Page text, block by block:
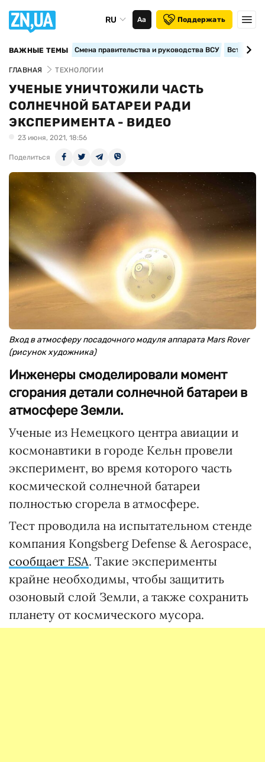
RU Аа Поддержать
ВАЖНЫЕ ТЕМЫ Смена правительства и руководства ВСУ
ГЛАВНАЯ ТЕХНОЛОГИИ
УЧЕНЫЕ УНИЧТОЖИЛИ ЧАСТЬ
СОЛНЕЧНОЙ БАТАРЕИ РАДИ
ЭКСПЕРИМЕНТА - ВИДЕО
23 июня, 2021, 18:56
Поделиться
Вход в атмосферу посадочного модуля аппарата Mars Rover
(рисунок художника)
Инженеры смоделировали момент
сгорания детали солнечной батареи в
атмосфере Земли.
Ученые из Немецкого центра авиации и
космонавтики в городе Кельн провели
эксперимент, во время которого часть
космической солнечной батареи
полностью сгорела в атмосфере.
Тест проводила на испытательном стенде
компания Kongsberg Defense & Aerospace,
сообщает ESA. Такие эксперименты
крайне необходимы, чтобы защитить
озоновый слой Земли, а также сохранить
планету от космического мусора.